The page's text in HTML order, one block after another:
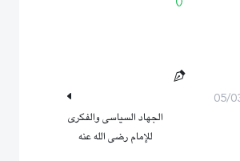
05/
الجهاد السياسى والفكرى
للإمام رضى الله عنه